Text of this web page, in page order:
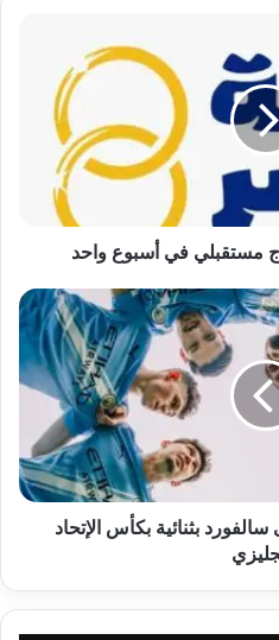
بثنائية بكأس الإتحاد